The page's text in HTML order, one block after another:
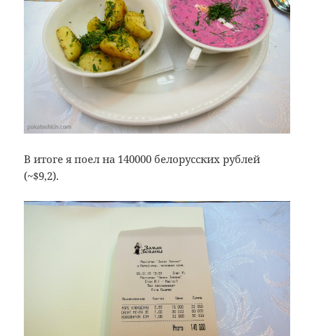
В итоге я поел на 140000 белорусских рублей
(~$9,2).